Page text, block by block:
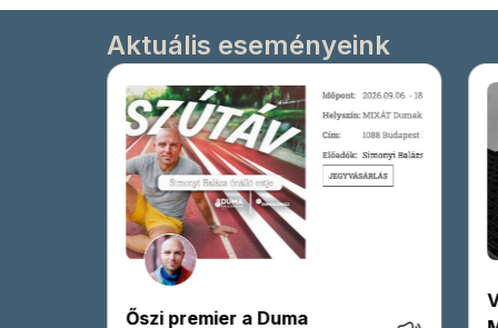
Aktuális eseményeink